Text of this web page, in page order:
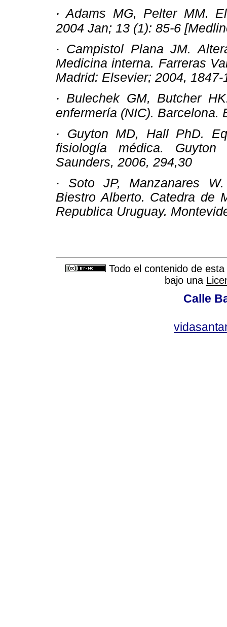
· Adams MG, Pelter MM.
2004 Jan; 13 (1): 85-6
· Campistol Plana JM.
Medicina interna. Farreras
Madrid: Elsevier; 2004, 1847-
· Bulechek GM, Butcher
enfermería (NIC). Barcelona.
· Guyton MD, Hall PhD.
fisiología médica.
Saunders, 2006, 294,30
· Soto JP, Manzanares
Biestro Alberto. Catedra de
Republica Uruguay.
Todo el contenido de
bajo una
Calle